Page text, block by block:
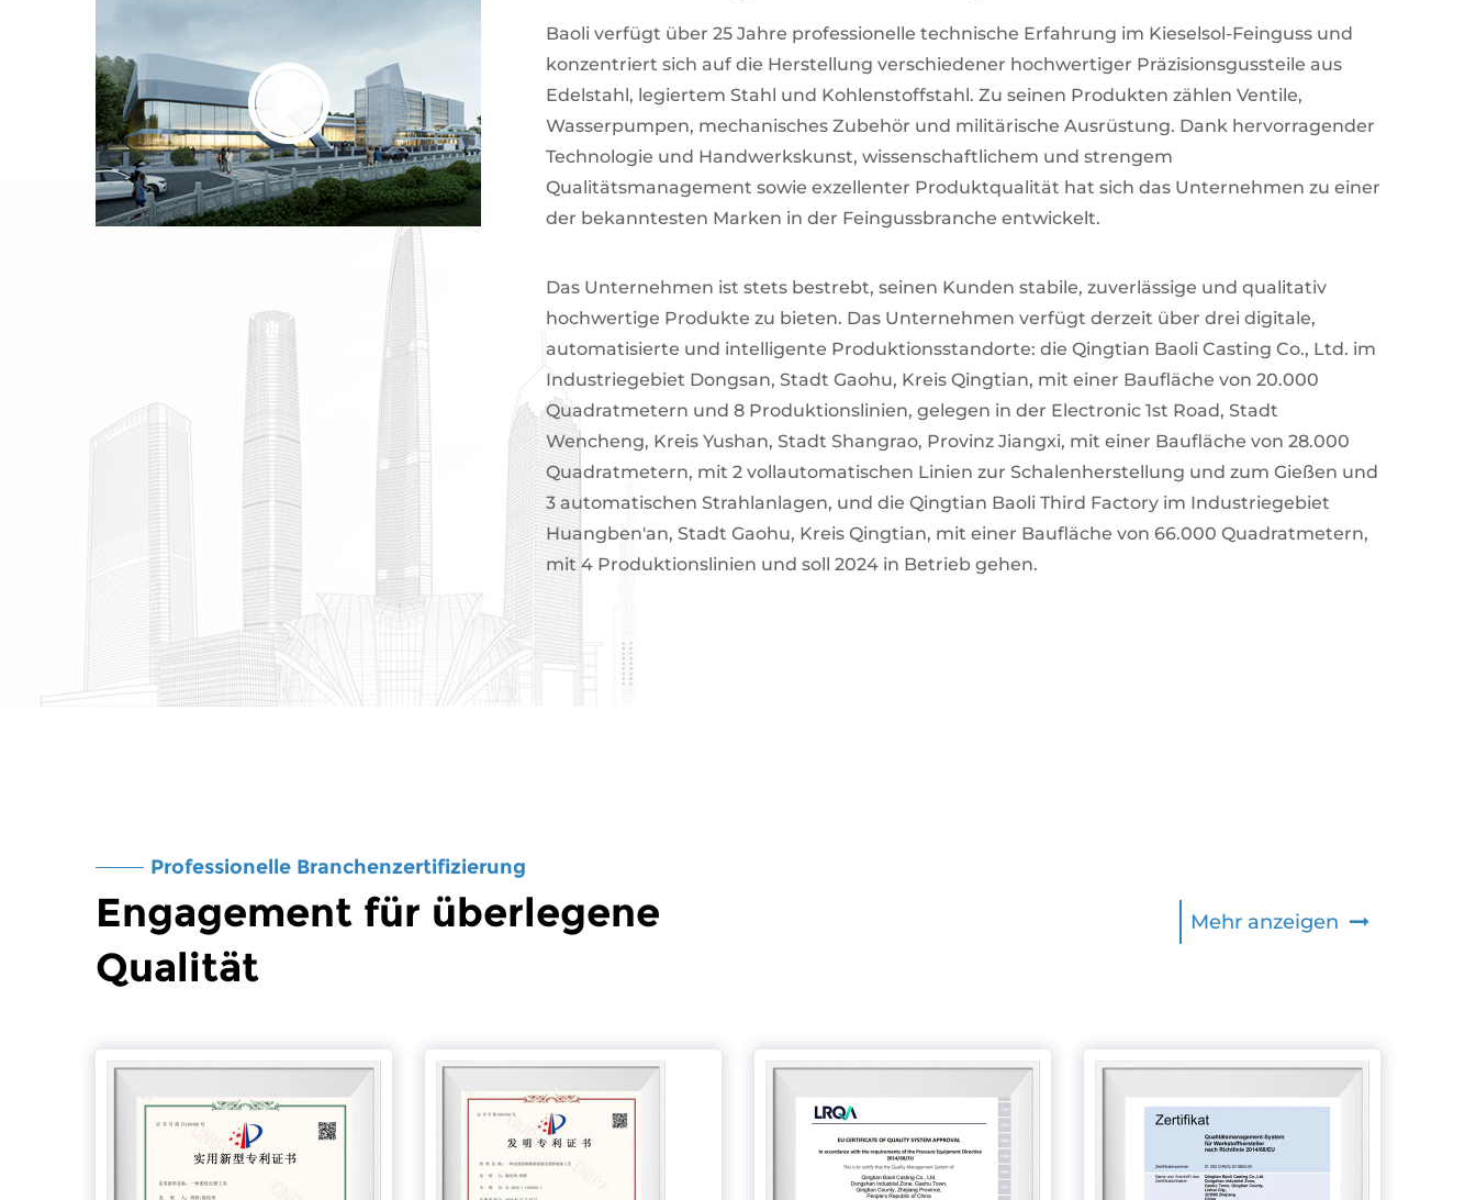
Baoli verfügt über 25 Jahre professionelle technische Erfahrung im Kieselsol-Feinguss und
konzentriert sich auf die Herstellung verschiedener hochwertiger Präzisionsgussteile aus
Edelstahl, legiertem Stahl und Kohlenstoffstahl. Zu seinen Produkten zählen Ventile,
Wasserpumpen, mechanisches Zubehör und militärische Ausrüstung. Dank hervorragender
Technologie und Handwerkskunst, wissenschaftlichem und strengem
Qualitätsmanagement sowie exzellenter Produktqualität hat sich das Unternehmen zu einer
der bekanntesten Marken in der Feingussbranche entwickelt.
Das Unternehmen ist stets bestrebt, seinen Kunden stabile, zuverlässige und qualitativ
hochwertige Produkte zu bieten. Das Unternehmen verfügt derzeit über drei digitale,
automatisierte und intelligente Produktionsstandorte: die Qingtian Baoli Casting Co., Ltd. im
Industriegebiet Dongsan, Stadt Gaohu, Kreis Qingtian, mit einer Baufläche von 20.000
Quadratmetern und 8 Produktionslinien, gelegen in der Electronic 1st Road, Stadt
Wencheng, Kreis Yushan, Stadt Shangrao, Provinz Jiangxi, mit einer Baufläche von 28.000
Quadratmetern, mit 2 vollautomatischen Linien zur Schalenherstellung und zum Gießen und
3 automatischen Strahlanlagen, und die Qingtian Baoli Third Factory im Industriegebiet
Huangben'an, Stadt Gaohu, Kreis Qingtian, mit einer Baufläche von 66.000 Quadratmetern,
mit 4 Produktionslinien und soll 2024 in Betrieb gehen.
Professionelle Branchenzertifizierung
Engagement für überlegene
Qualität
Mehr anzeigen